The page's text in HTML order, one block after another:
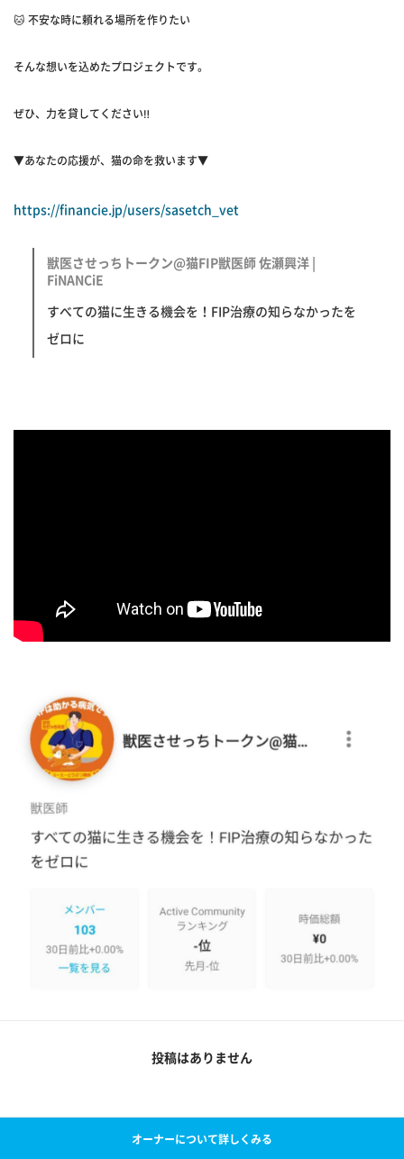
🐱 不安な時に頼れる場所を作りたい
そんな想いを込めたプロジェクトです。
ぜひ、力を貸してください‼️
▼あなたの応援が、猫の命を救います▼
https://financie.jp/users/sasetch_vet
獣医させっちトークン@猫FIP獣医師 佐瀬興洋 |
FiNANCiE
すべての猫に生きる機会を！FIP治療の知らなかったを
ゼロに
投稿はありません
オーナーについて詳しくみる